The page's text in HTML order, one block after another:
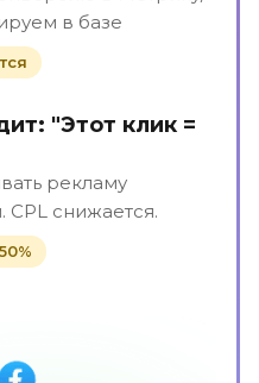
в базе
"Этот клик =
рекламу
снижается.